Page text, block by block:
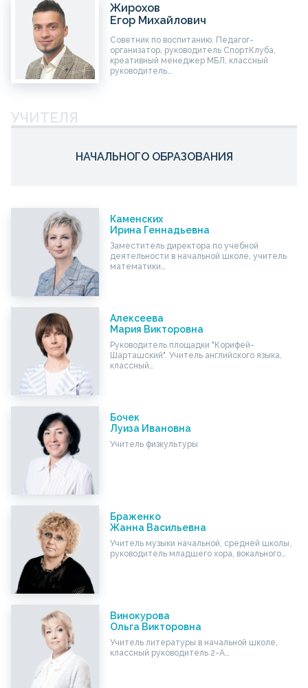
Жирохов
Егор Михайлович
Советник по воспитанию. Педагог-
организатор, руководитель СпортКлуба,
креативный менеджер МБЛ, классный
руководитель…
УЧИТЕЛЯ
НАЧАЛЬНОГО ОБРАЗОВАНИЯ
Каменских
Ирина Геннадьевна
Заместитель директора по учебной
деятельности в начальной школе, учитель
математики…
Алексеева
Мария Викторовна
Руководитель площадки "Корифей-
Шарташский". Учитель английского языка,
классный…
Бочек
Луиза Ивановна
Учитель физкультуры
Браженко
Жанна Васильевна
Учитель музыки начальной, средней школы,
руководитель младшего хора, вокального…
Винокурова
Ольга Викторовна
Учитель литературы в начальной школе,
классный руководитель 2-А…